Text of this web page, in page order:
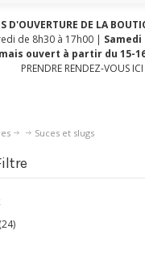
D'OUVERTURE DE LA
de 8h30 à 17h00 |
mais ouvert à partir du 15-
PRENDRE RENDEZ-VOUS
Suces et slugs